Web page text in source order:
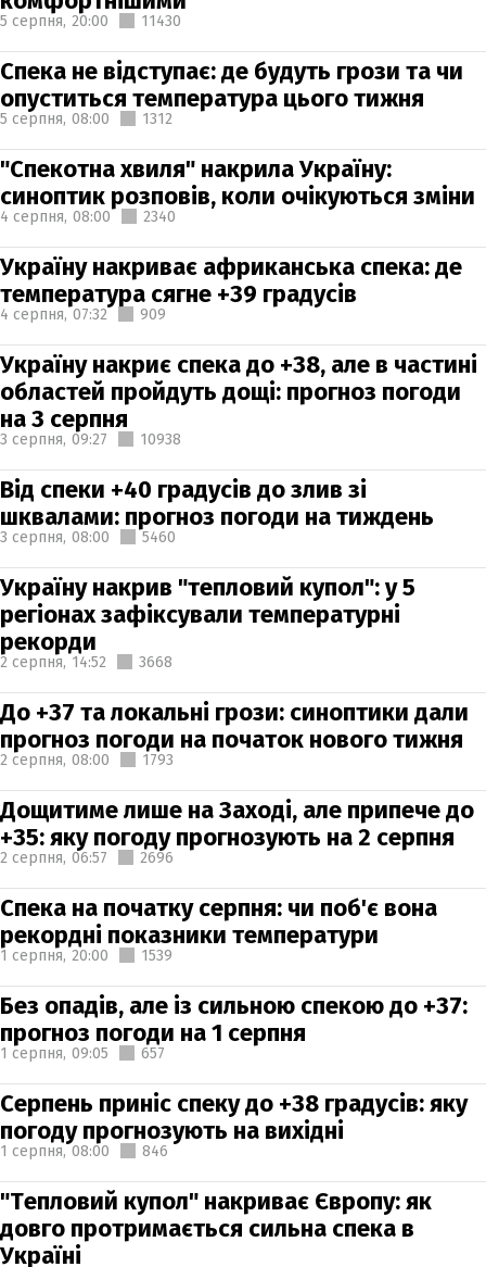
5 серпня, 20:00 11430
Спека не відступає: де будуть грози та чи
опуститься температура цього тижня
5 серпня, 08:00 1312
"Спекотна хвиля" накрила Україну:
синоптик розповів, коли очікуються зміни
4 серпня, 08:00 2340
Україну накриває африканська спека: де
температура сягне +39 градусів
4 серпня, 07:32 909
Україну накриє спека до +38, але в частині
областей пройдуть дощі: прогноз погоди
на 3 серпня
3 серпня, 09:27 10938
Від спеки +40 градусів до злив зі
шквалами: прогноз погоди на тиждень
3 серпня, 08:00 5460
Україну накрив "тепловий купол": у 5
регіонах зафіксували температурні
рекорди
2 серпня, 14:52 3668
До +37 та локальні грози: синоптики дали
прогноз погоди на початок нового тижня
2 серпня, 08:00 1793
Дощитиме лише на Заході, але припече до
+35: яку погоду прогнозують на 2 серпня
2 серпня, 06:57 2696
Спека на початку серпня: чи поб'є вона
рекордні показники температури
1 серпня, 20:00 1539
Без опадів, але із сильною спекою до +37:
прогноз погоди на 1 серпня
1 серпня, 09:05 657
Серпень приніс спеку до +38 градусів: яку
погоду прогнозують на вихідні
1 серпня, 08:00 846
"Тепловий купол" накриває Європу: як
довго протримається сильна спека в
Україні